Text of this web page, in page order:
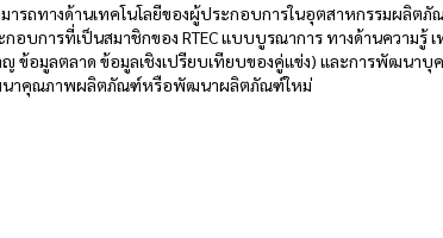
ารถทางด้านเทคโนโลยีของผู้ประกอบการในอุตสาหกรรมผลิต
กอบการที่เป็นสมาชิกของ RTEC แบบบูรณาการ ทางด้านความ
ข้อมูลตลาด ข้อมูลเชิงเปรียบเทียบของคู่แข่ง) และการพัฒนา
นาคุณภาพผลิตภัณฑ์หรือพัฒนาผลิตภัณฑ์ใหม่